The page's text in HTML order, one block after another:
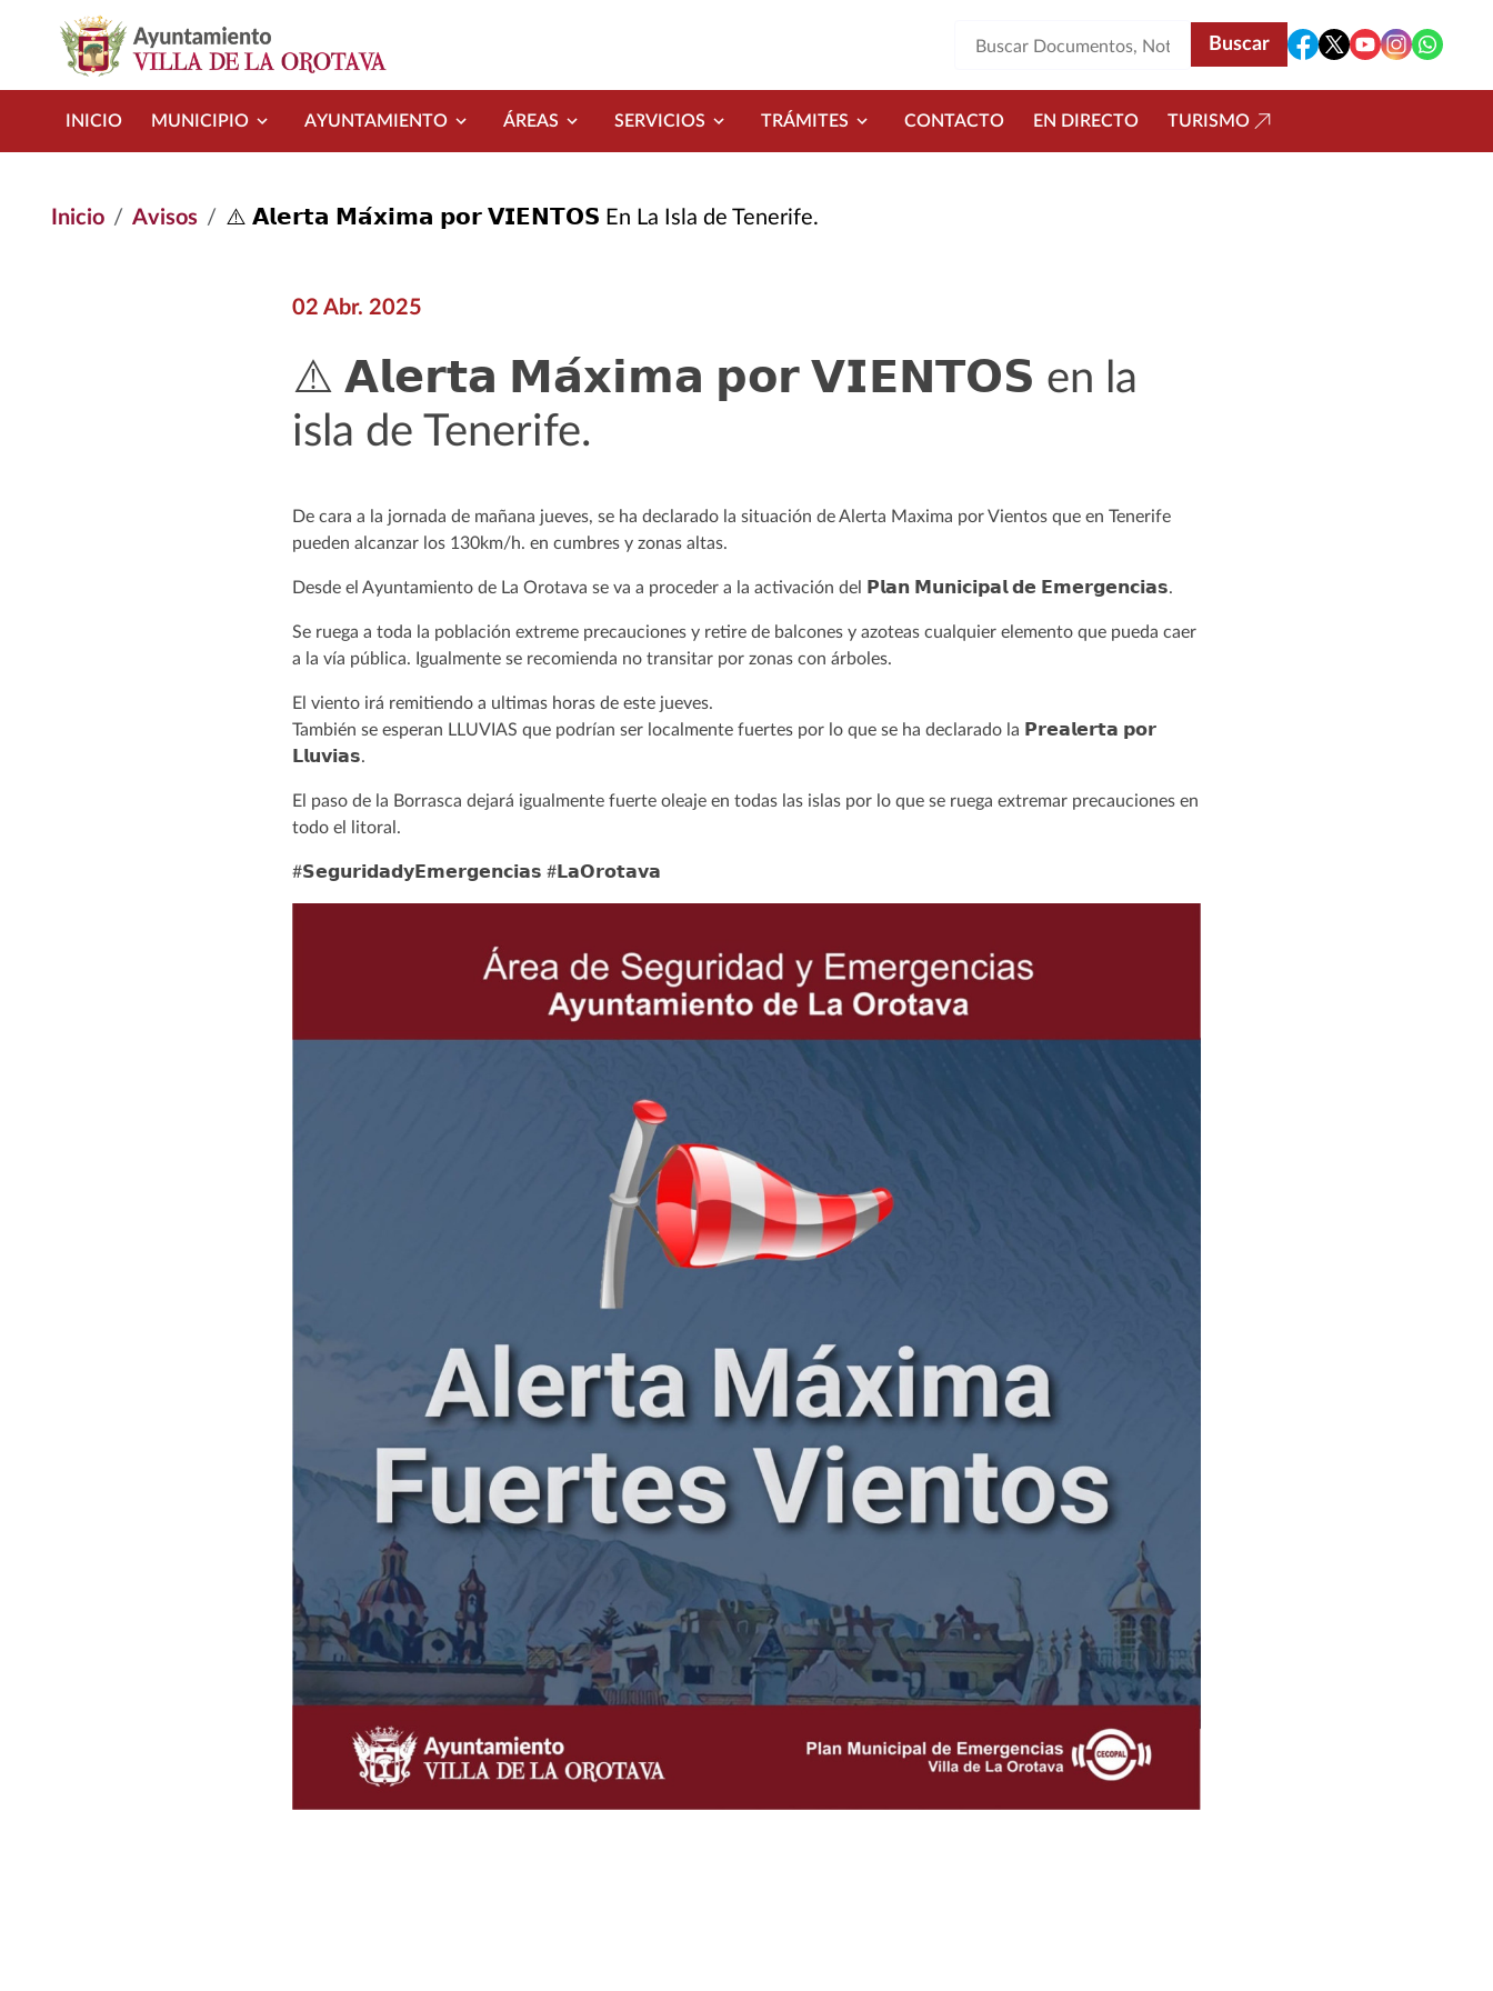
INICIO MUNICIPIO AYUNTAMIENTO ÁREAS SERVICIOS TRÁMITES CONTACTO EN DIRECTO TURISMO
Inicio Avisos ⚠️ 𝗔𝗹𝗲𝗿𝘁𝗮 𝗠𝗮́𝘅𝗶𝗺𝗮 𝗽𝗼𝗿 𝗩𝗜𝗘𝗡𝗧𝗢𝗦 En La Isla de Tenerife.
02 Abr. 2025
⚠️ 𝗔𝗹𝗲𝗿𝘁𝗮 𝗠𝗮́𝘅𝗶𝗺𝗮 𝗽𝗼𝗿 𝗩𝗜𝗘𝗡𝗧𝗢𝗦 en la
isla de Tenerife.
De cara a la jornada de mañana jueves, se ha declarado la situación de Alerta Maxima por Vientos que en Tenerife
pueden alcanzar los 130km/h. en cumbres y zonas altas.
Desde el Ayuntamiento de La Orotava se va a proceder a la activación del 𝗣𝗹𝗮𝗻 𝗠𝘂𝗻𝗶𝗰𝗶𝗽𝗮𝗹 𝗱𝗲 𝗘𝗺𝗲𝗿𝗴𝗲𝗻𝗰𝗶𝗮𝘀.
Se ruega a toda la población extreme precauciones y retire de balcones y azoteas cualquier elemento que pueda caer
a la vía pública. Igualmente se recomienda no transitar por zonas con árboles.
El viento irá remitiendo a ultimas horas de este jueves.
También se esperan LLUVIAS que podrían ser localmente fuertes por lo que se ha declarado la 𝗣𝗿𝗲𝗮𝗹𝗲𝗿𝘁𝗮 𝗽𝗼𝗿
𝗟𝗹𝘂𝘃𝗶𝗮𝘀.
El paso de la Borrasca dejará igualmente fuerte oleaje en todas las islas por lo que se ruega extremar precauciones en
todo el litoral.
#𝗦𝗲𝗴𝘂𝗿𝗶𝗱𝗮𝗱𝘆𝗘𝗺𝗲𝗿𝗴𝗲𝗻𝗰𝗶𝗮𝘀 #𝗟𝗮𝗢𝗿𝗼𝘁𝗮𝘃𝗮